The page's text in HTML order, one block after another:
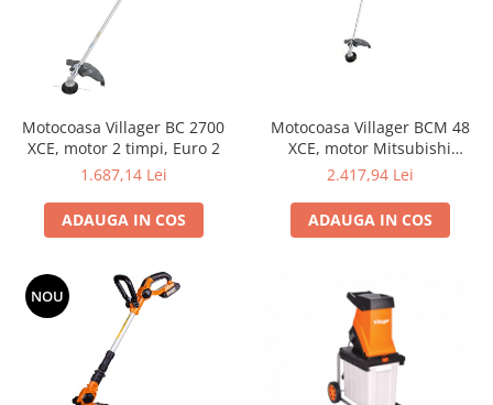
Prelungitoare
Sigurante electrice
Surse de iluminat
Plafoniere
Scule pentru construcții
Betoniere
Ciocane rotopercutoare
Plase gard
Plasa sarma rabit
Sarma moale neagra pentru fierari
si dulgheri; sarma zincata; sarma
Plase din polietilena
Plase umbrire
Motocoasa Villager BC 2700
XCE, motor 2 timpi, Euro 2
1.687,14 Lei
ADAUGA IN COS
Motocoasa Villager BCM 48
XCE, motor Mitsubishi
TLE48FD (profesional)
2.417,94 Lei
ADAUGA IN COS
NOU